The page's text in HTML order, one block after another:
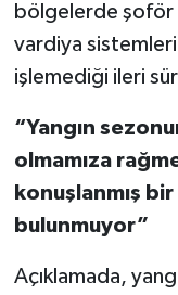
bölgelerde şoför
vardiya
işlemediği ileri
“Yangın
olmamıza
konuşlanmış
bulunmuyor”
Açıklamada,